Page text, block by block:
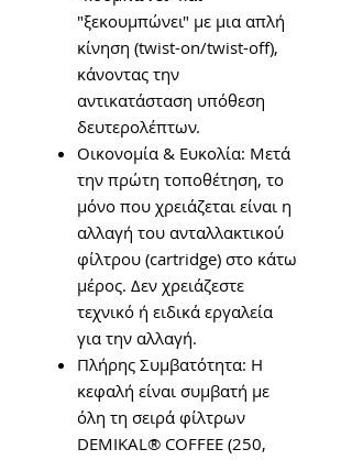
"ξεκουμπώνει" με μια απλή
κίνηση (twist-on/twist-off),
κάνοντας την
αντικατάσταση υπόθεση
δευτερολέπτων.
Οικονομία & Ευκολία: Μετά
την πρώτη τοποθέτηση, το
μόνο που χρειάζεται είναι η
αλλαγή του ανταλλακτικού
φίλτρου (cartridge) στο κάτω
μέρος. Δεν χρειάζεστε
τεχνικό ή ειδικά εργαλεία
για την αλλαγή.
Πλήρης Συμβατότητα: Η
κεφαλή είναι συμβατή με
όλη τη σειρά φίλτρων
DEMIKAL® COFFEE (250,